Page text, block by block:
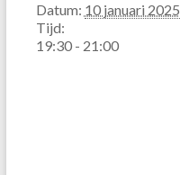
Datum: 10 januari 2025
Tijd:
19:30 - 21:00